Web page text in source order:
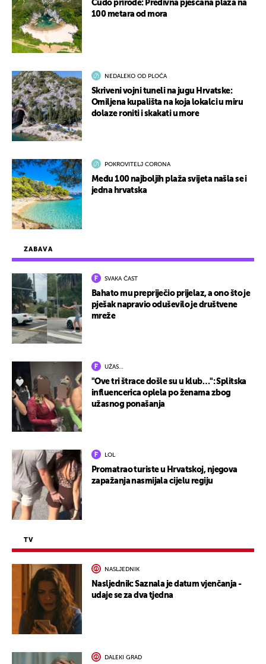
ZABAVA
SVAKA ČAST
Bahato mu prepriječio prijelaz, a ono što je
pješak napravio oduševilo je društvene
mreže
UŽAS…
"Ove tri štrace došle su u klub…": Splitska
influencerica oplela po ženama zbog
užasnog ponašanja
LOL
Promatrao turiste u Hrvatskoj, njegova
zapažanja nasmijala cijelu regiju
TV
NASLJEDNIK
Nasljednik: Saznala je datum vjenčanja -
udaje se za dva tjedna
DALEKI GRAD
Čudo prirode: Predivna pješčana plaža na
100 metara od mora
NEDALEKO OD PLOČA
Skriveni vojni tuneli na jugu Hrvatske:
Omiljena kupališta na koja lokalci u miru
dolaze roniti i skakati u more
POKROVITELJ CORONA
Među 100 najboljih plaža svijeta našla se i
jedna hrvatska